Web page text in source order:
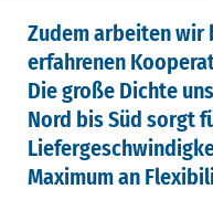
Zudem arbeiten
erfahrenen
Die große Dichte
Nord bis Süd sorgt
Maximum an